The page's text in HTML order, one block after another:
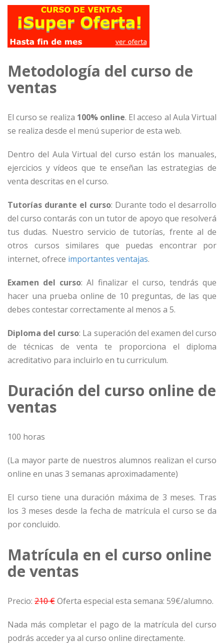
Metodología del curso de
ventas
El curso se realiza 100% online. El acceso al Aula Virtual
se realiza desde el menú superior de esta web.
Dentro del Aula Virtual del curso están los manuales,
ejercicios y vídeos que te enseñan las estrategias de
venta descritas en el curso.
Tutorías durante el curso: Durante todo el desarrollo
del curso contarás con un tutor de apoyo que resolverá
tus dudas. Nuestro servicio de tutorías, frente al de
otros cursos similares que puedas encontrar por
internet, ofrece importantes ventajas.
Examen del curso: Al finalizar el curso, tendrás que
hacer una prueba online de 10 preguntas, de las que
debes contestar correctamente al menos a 5.
Diploma del curso: La superación del examen del curso
de técnicas de venta te proporciona el diploma
acreditativo para incluirlo en tu curriculum.
Duración del curso online de
ventas
100 horas
(La mayor parte de nuestros alumnos realizan el curso
online en unas 3 semanas aproximadamente)
El curso tiene una duración máxima de 3 meses. Tras
los 3 meses desde la fecha de matrícula el curso se da
por concluido.
Matrícula en el curso online
de ventas
Precio: 210 €Oferta especial esta semana: 59€/alumno.
Nada más completar el pago de la matrícula del curso
podrás acceder ya al curso online directamente.